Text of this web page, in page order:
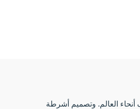
أنحاء العالم. وتصميم أشرطة